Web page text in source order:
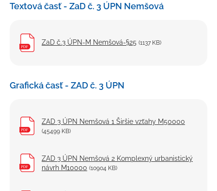
Textová časť - ZaD č. 3 ÚPN Nemšová
ZaD č.3 ÚPN-M Nemšová-§25 (1137 KB)
Grafická časť - ZAD č. 3 ÚPN
ZAD 3 ÚPN Nemšová 1 Širšie vzťahy M50000
(45499 KB)
ZAD 3 ÚPN Nemšová 2 Komplexný urbanistický
návrh M10000 (10904 KB)